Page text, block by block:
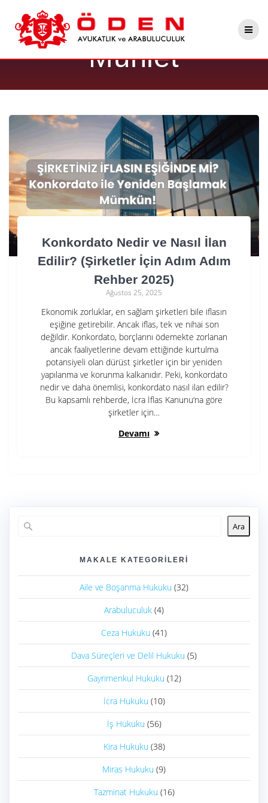
to
content
Etiket:Geçici
Mühlet
Konkordato Nedir ve Nasıl İlan
Edilir? (Şirketler İçin Adım Adım
Rehber 2025)
Ağustos 25, 2025
Ekonomik zorluklar, en sağlam şirketleri bile iflasın
eşiğine getirebilir. Ancak iflas, tek ve nihai son
değildir. Konkordato, borçlarını ödemekte zorlanan
ancak faaliyetlerine devam ettiğinde kurtulma
potansiyeli olan dürüst şirketler için bir yeniden
yapılanma ve korunma kalkanıdır. Peki, konkordato
nedir ve daha önemlisi, konkordato nasıl ilan edilir?
Bu kapsamlı rehberde, İcra İflas Kanunu‘na göre
şirketler için…
Devamı
Ara
MAKALE KATEGORILERI
Aile ve Boşanma Hukuku (32)
Arabuluculuk (4)
Ceza Hukuku (41)
Dava Süreçleri ve Delil Hukuku (5)
Gayrimenkul Hukuku (12)
İcra Hukuku (10)
İş Hukuku (56)
Kira Hukuku (38)
Miras Hukuku (9)
Tazminat Hukuku (16)